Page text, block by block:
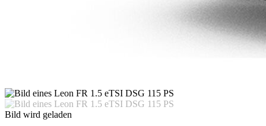
Bild wird geladen